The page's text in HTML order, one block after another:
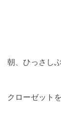
朝、ひっさし
クローゼット